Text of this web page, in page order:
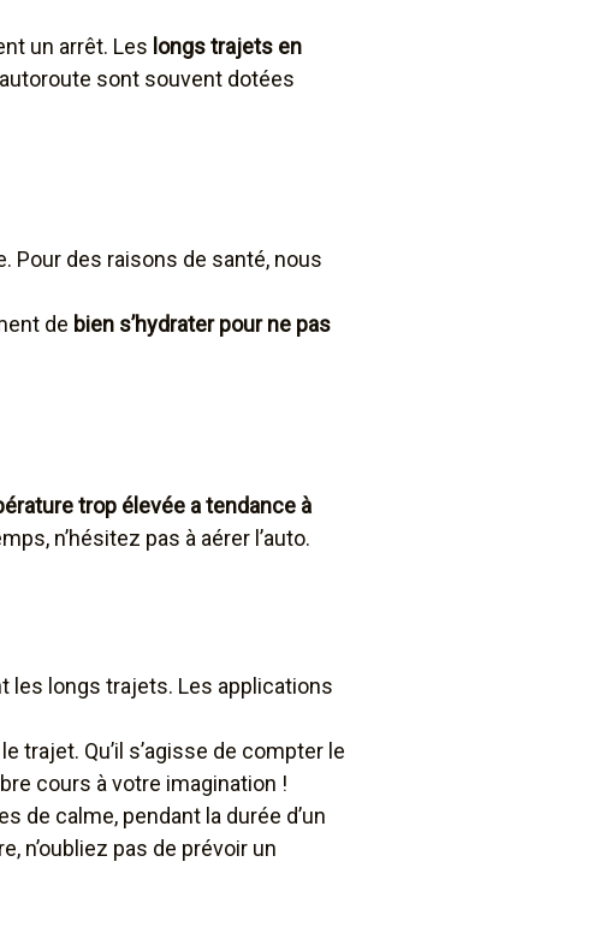
un arrêt. Les longs trajets en
sont souvent dotées
Pour des raisons de santé, nous
de bien s’hydrater pour ne pas
trop élevée a tendance à
n’hésitez pas à aérer l’auto.
les longs trajets. Les applications
trajet. Qu’il s’agisse de compter le
cours à votre imagination !
de calme, pendant la durée d’un
n’oubliez pas de prévoir un